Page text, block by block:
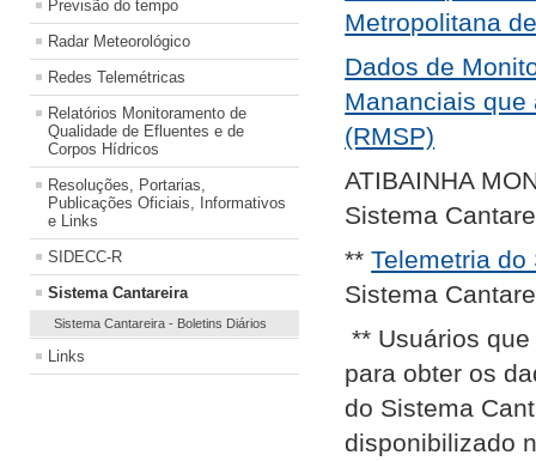
Previsão do tempo
Radar Meteorológico
Redes Telemétricas
Relatórios Monitoramento de
Qualidade de Efluentes e de
Corpos Hídricos
Resoluções, Portarias,
Publicações Oficiais, Informativos
e Links
SIDECC-R
Sistema Cantareira
Sistema Cantareira - Boletins Diários
Links
Metropolitana
Dados de
Mananciais que
(RMSP)
ATIBAINHA
Sistema
**Telemetria do
Sistema
** Usuários
para obter os
do Sistema
disponibilizado